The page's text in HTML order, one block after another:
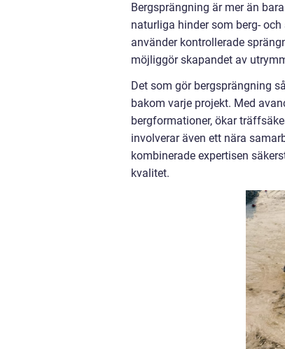
Bergsprängning är mer än
naturliga hinder som berg-
använder kontrollerade
möjliggör skapandet av
Det som gör bergsprängning
bakom varje projekt. Med
bergformationer, ökar
involverar även ett nära
kombinerade expertisen
kvalitet.